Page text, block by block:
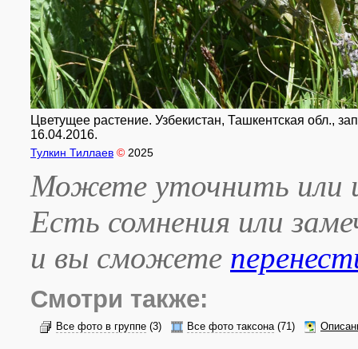
Цветущее растение. Узбекистан, Ташкентская обл.,
16.04.2016.
Тулкин Тиллаев © 2025
Можете уточнить или
Есть сомнения или
и вы сможете
Смотри также:
Все фото в группе (3) Все фото таксона(71)